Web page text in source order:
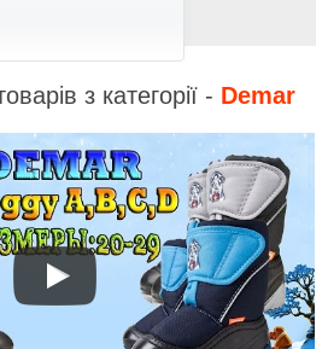
з категорії - Demar